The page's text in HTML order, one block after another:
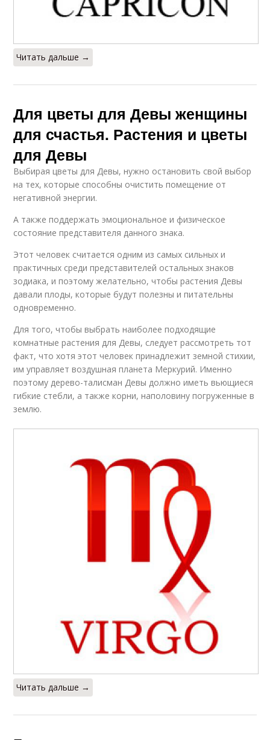
Читать дальше →
Для цветы для Девы женщины
для счастья. Растения и цветы
для Девы
Выбирая цветы для Девы, нужно остановить свой выбор
на тех, которые способны очистить помещение от
негативной энергии.
А также поддержать эмоциональное и физическое
состояние представителя данного знака.
Этот человек считается одним из самых сильных и
практичных среди представителей остальных знаков
зодиака, и поэтому желательно, чтобы растения Девы
давали плоды, которые будут полезны и питательны
одновременно.
Для того, чтобы выбрать наиболее подходящие
комнатные растения для Девы, следует рассмотреть тот
факт, что хотя этот человек принадлежит земной стихии,
им управляет воздушная планета Меркурий. Именно
поэтому дерево-талисман Девы должно иметь вьющиеся
гибкие стебли, а также корни, наполовину погруженные в
землю.
Читать дальше →